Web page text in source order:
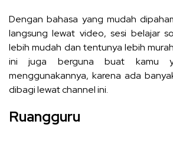
Dengan bahasa yang mudah
langsung lewat video, sesi belajar
lebih mudah dan tentunya lebih
ini juga berguna buat kamu
menggunakannya, karena ada
dibagi lewat channel ini.
Ruangguru